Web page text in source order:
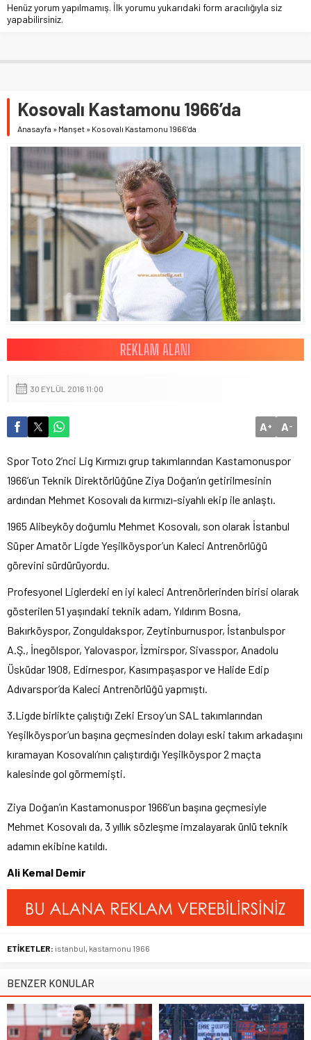
Henüz yorum yapılmamış. İlk yorumu yukarıdaki form aracılığıyla siz
yapabilirsiniz.
Kosovalı Kastamonu 1966’da
Anasayfa » Manşet » Kosovalı Kastamonu 1966’da
30 EYLÜL 2016 11:00
A+ A-
Spor Toto 2’nci Lig Kırmızı grup takımlarından Kastamonuspor
1966’un Teknik Direktörlüğüne Ziya Doğan’ın getirilmesinin
ardından Mehmet Kosovalı da kırmızı-siyahlı ekip ile anlaştı.
1965 Alibeyköy doğumlu Mehmet Kosovalı, son olarak İstanbul
Süper Amatör Ligde Yeşilköyspor’un Kaleci Antrenörlüğü
görevini sürdürüyordu.
Profesyonel Liglerdeki en iyi kaleci Antrenörlerinden birisi olarak
gösterilen 51 yaşındaki teknik adam, Yıldırım Bosna,
Bakırköyspor, Zonguldakspor, Zeytinburnuspor, İstanbulspor
A.Ş., İnegölspor, Yalovaspor, İzmirspor, Sivasspor, Anadolu
Üsküdar 1908, Edirnespor, Kasımpaşaspor ve Halide Edip
Adıvarspor’da Kaleci Antrenörlüğü yapmıştı.
3.Ligde birlikte çalıştığı Zeki Ersoy’un SAL takımlarından
Yeşilköyspor’un başına geçmesinden dolayı eski takım arkadaşını
kıramayan Kosovalı’nın çalıştırdığı Yeşilköyspor 2 maçta
kalesinde gol görmemişti.
Ziya Doğan’ın Kastamonuspor 1966’un başına geçmesiyle
Mehmet Kosovalı da, 3 yıllık sözleşme imzalayarak ünlü teknik
adamın ekibine katıldı.
Ali Kemal Demir
ETİKETLER: istanbul kastamonu 1966
BENZER KONULAR